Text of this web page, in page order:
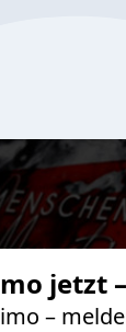
jetzt
–